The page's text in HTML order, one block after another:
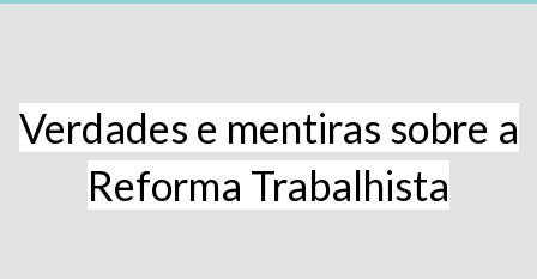
Verdades e mentiras sobre a
Reforma Trabalhista